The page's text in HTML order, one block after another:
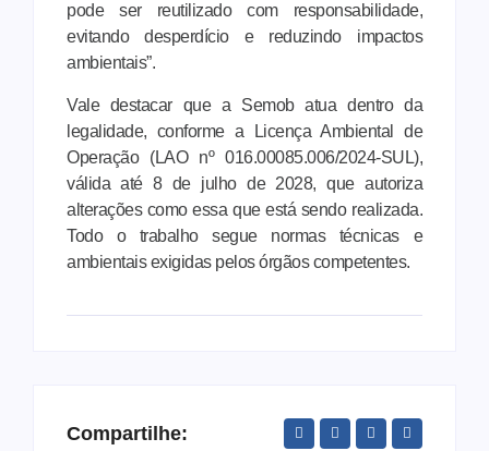
pode ser reutilizado com responsabilidade,
evitando desperdício e reduzindo impactos
ambientais”.
Vale destacar que a Semob atua dentro da
legalidade, conforme a Licença Ambiental de
Operação (LAO nº 016.00085.006/2024-SUL),
válida até 8 de julho de 2028, que autoriza
alterações como essa que está sendo realizada.
Todo o trabalho segue normas técnicas e
ambientais exigidas pelos órgãos competentes.
Compartilhe: